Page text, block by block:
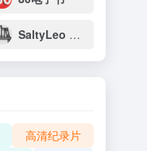
SaltyLeo 的书架
高清纪录片